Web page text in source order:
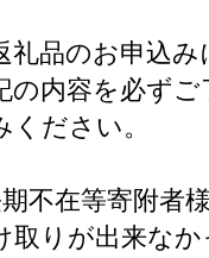
礼品のお申込
の内容を必ずご
ください。
不在等寄附者
取りが出来な